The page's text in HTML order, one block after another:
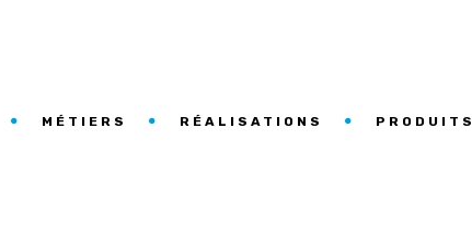
MÉTIERS RÉALISATIONS PRODUITS